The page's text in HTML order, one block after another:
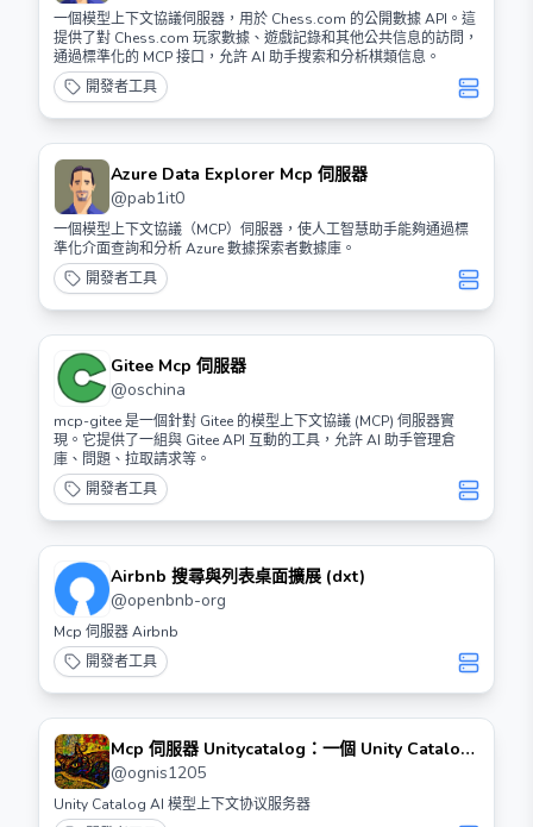
一個模型上下文協議伺服器，用於 Chess.com 的公開數據 API。這
提供了對 Chess.com 玩家數據、遊戲記錄和其他公共信息的訪問，
通過標準化的 MCP 接口，允許 AI 助手搜索和分析棋類信息。
開發者工具
Azure Data Explorer Mcp 伺服器
@pab1it0
一個模型上下文協議（MCP）伺服器，使人工智慧助手能夠通過標
準化介面查詢和分析 Azure 數據探索者數據庫。
開發者工具
Gitee Mcp 伺服器
@oschina
mcp-gitee 是一個針對 Gitee 的模型上下文協議 (MCP) 伺服器實
現。它提供了一組與 Gitee API 互動的工具，允許 AI 助手管理倉
庫、問題、拉取請求等。
開發者工具
Airbnb 搜尋與列表桌面擴展 (dxt)
@openbnb-org
Mcp 伺服器 Airbnb
開發者工具
Mcp 伺服器 Unitycatalog：一個 Unity Catalog
Mcp 伺服器
@ognis1205
Unity Catalog AI 模型上下文协议服务器